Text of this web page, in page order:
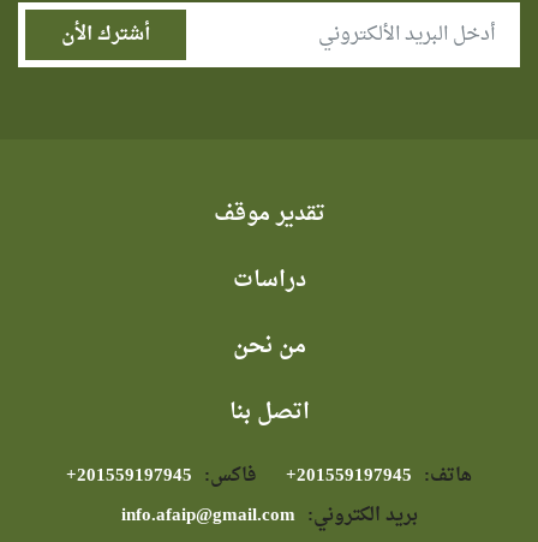
تقدير موقف
دراسات
من نحن
اتصل بنا
هاتف: فاكس:
بريد الكتروني: info.afaip@gmail.com